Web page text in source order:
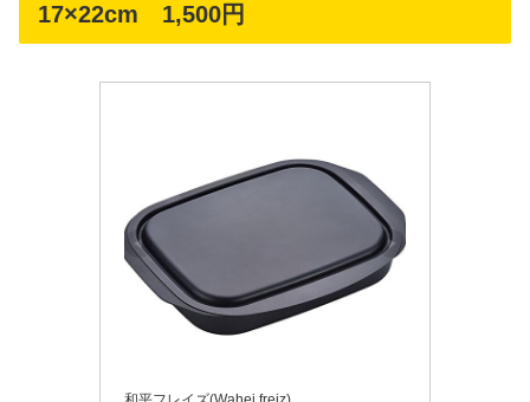
17×22cm 1,500円